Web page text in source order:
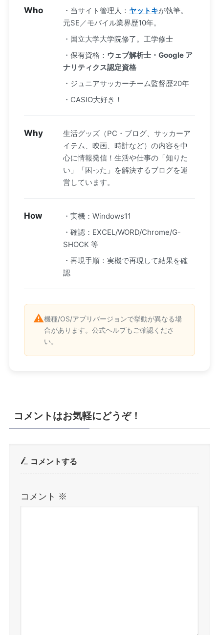
Who ・当サイト管理人： ヤットキが執筆。
元SE／モバイル業界歴10年。
・国立大学大学院修了。工学修士
・保有資格： ウェブ解析士・Google ア
ナリティクス認定資格
・ジュニアサッカーチーム監督歴20年
・CASIO大好き！
Why
生活グッズ（PC・ブログ、サッカーア
イテム、映画、時計など）の内容を中
心に情報発信！生活や仕事の「知りた
い」「困った」を解決するブログを運
営しています。
How
・実機：Windows11
・確認：EXCEL/WORD/Chrome/G-
SHOCK 等
・再現手順：実機で再現して結果を確
認
⚠️機種/OS/アプリバージョンで挙動が異なる場
合があります。公式ヘルプもご確認くださ
い。
コメントはお気軽にどうぞ！
コメントする
コメント ※